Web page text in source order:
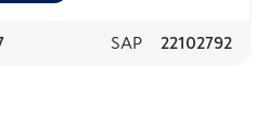
SAP 22102792